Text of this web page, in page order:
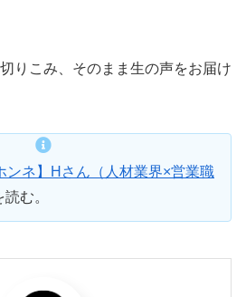
りこみ、そのまま生の声をお届け
ンネ】Hさん（人材業界×営業職
読む。